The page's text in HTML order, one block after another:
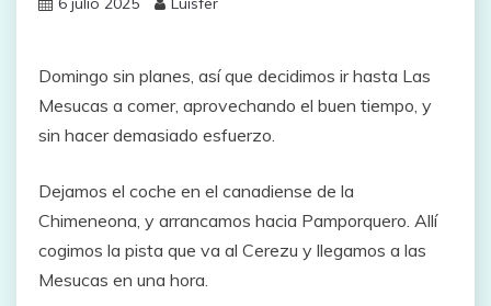
Domingo sin planes, así que decidimos ir hasta Las
Mesucas a comer, aprovechando el buen tiempo, y
sin hacer demasiado esfuerzo.
Dejamos el coche en el canadiense de la
Chimeneona, y arrancamos hacia Pamporquero. Allí
cogimos la pista que va al Cerezu y llegamos a las
Mesucas en una hora.